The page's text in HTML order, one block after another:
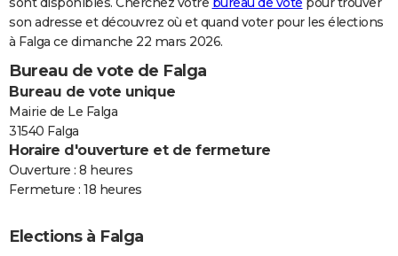
Dictionnaire
Biographies
Citations
Expressions
Proverbes
PROGRAMME TV
COPAINS D'AVANT
S'inscrire
Se connecter
Lycées
Collèges
Primaires
Universités
Entreprises
Service militaire
Avis de recherche
AVIS DE DÉCÈS
FORUM
Bricolage
Lifestyle
Culture
Sport
Auto
Television
Voyage
Cinema
son adresse et découvrez où et quand voter pour les élections
à Falga ce dimanche 22 mars 2026.
Bureau de vote de Falga
Bureau de vote unique
Mairie de Le Falga
31540 Falga
Horaire d'ouverture et de fermeture
Ouverture : 8 heures
Fermeture : 18 heures
Elections à Falga